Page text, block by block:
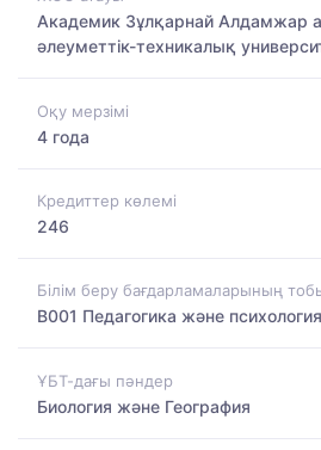
Академик Зұлқарнай Алдамжар
әлеуметтік-техникалық
Оқу мерзімі
4 года
Кредиттер көлемі
246
Білім беру бағдарламаларының
B001 Педагогика және психология
ҰБТ-дағы пәндер
Биология және География